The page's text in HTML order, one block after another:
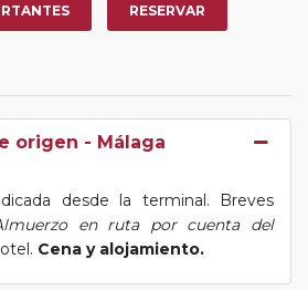
RESERVAR
origen - Málaga
desde la terminal. Breves
en ruta por cuenta del
Cena y alojamiento.